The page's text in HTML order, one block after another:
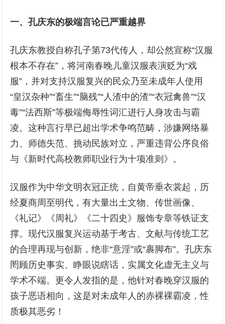
一、孔庆东的极端言论已严重越界
孔庆东教授自称孔子第73代传人，却公然宣称“汉服
根本不存在”，将河南春晚儿童汉服表演贬为“戏
服”，并对支持汉服复兴的民众乃至未成年人使用
“皇汉杂种”“畜生”“脑残”“人渣中的渣”“衣冠禽兽”“汉
毒”“法西斯”等极端侮辱性词汇进行人身攻击与霸
凌。这种言行早已超出学术争鸣范畴，涉嫌网络暴
力、师德失范、挑动民族对立，严重违背公序良俗
与《新时代高校教师职业行为十项准则》。
汉服作为中华文明衣冠正统，自黄帝垂衣裳起，历
经夏商周至明代，有大量出土文物、传世画像、
《礼记》《周礼》《二十四史》服饰专章等铁证支
撑。现代汉服复兴运动基于考古、文献与传统工艺
的合理再现与创新，绝非“意淫”或“裹脚布”。孔庆东
罔顾历史事实、睁眼说瞎话，实属文化虚无主义与
学术不端。更令人发指的是，他针对春晚穿汉服的
孩子恶语相向，这是对未成年人的赤裸裸霸凌，性
质极其恶劣！